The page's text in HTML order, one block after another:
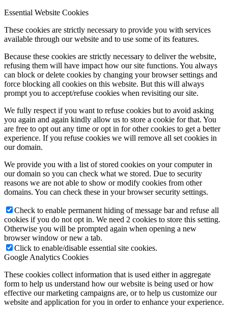
Essential Website Cookies
These cookies are strictly necessary to provide you with services
available through our website and to use some of its features.
Because these cookies are strictly necessary to deliver the website,
refusing them will have impact how our site functions. You always
can block or delete cookies by changing your browser settings and
force blocking all cookies on this website. But this will always
prompt you to accept/refuse cookies when revisiting our site.
We fully respect if you want to refuse cookies but to avoid asking
you again and again kindly allow us to store a cookie for that. You
are free to opt out any time or opt in for other cookies to get a better
experience. If you refuse cookies we will remove all set cookies in
our domain.
We provide you with a list of stored cookies on your computer in
our domain so you can check what we stored. Due to security
reasons we are not able to show or modify cookies from other
domains. You can check these in your browser security settings.
Check to enable permanent hiding of message bar and refuse all
cookies if you do not opt in. We need 2 cookies to store this setting.
Otherwise you will be prompted again when opening a new
browser window or new a tab.
Click to enable/disable essential site cookies.
Google Analytics Cookies
These cookies collect information that is used either in aggregate
form to help us understand how our website is being used or how
effective our marketing campaigns are, or to help us customize our
website and application for you in order to enhance your experience.